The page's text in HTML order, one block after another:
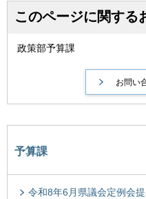
このページに関する
政策部予算課
予算課
令和8年6月県議会定例会